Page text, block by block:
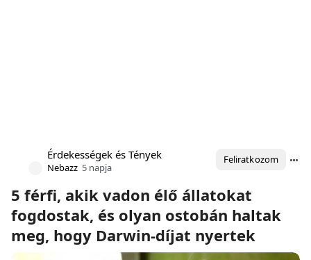
Érdekességek és Tények
Nebazz 5 napja
Feliratkozom
5 férfi, akik vadon élő állatokat
fogdostak, és olyan ostobán haltak
meg, hogy Darwin-díjat nyertek